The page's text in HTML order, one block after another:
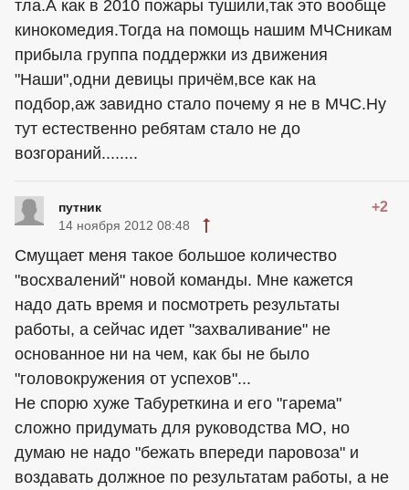
тла.А как в 2010 пожары тушили,так это вообще
кинокомедия.Тогда на помощь нашим МЧСникам
прибыла группа поддержки из движения
"Наши",одни девицы причём,все как на
подбор,аж завидно стало почему я не в МЧС.Ну
тут естественно ребятам стало не до
возгораний........
путник +2
14 ноября 2012 08:48
Смущает меня такое большое количество
"восхвалений" новой команды. Мне кажется
надо дать время и посмотреть результаты
работы, а сейчас идет "захваливание" не
основанное ни на чем, как бы не было
"головокружения от успехов"...
Не спорю хуже Табуреткина и его "гарема"
сложно придумать для руководства МО, но
думаю не надо "бежать впереди паровоза" и
воздавать должное по результатам работы, а не